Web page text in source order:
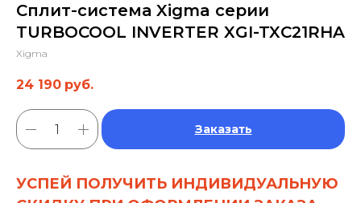
Сплит-система Xigma серии
TURBOCOOL INVERTER XGI-TXC21RHA
Xigma
24 190 руб.
Заказать
УСПЕЙ ПОЛУЧИТЬ ИНДИВИДУАЛЬНУЮ